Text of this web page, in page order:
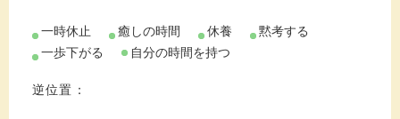
一時休止 癒しの時間 休養
黙考する
一歩下がる
自分の時間を持つ
逆位置：